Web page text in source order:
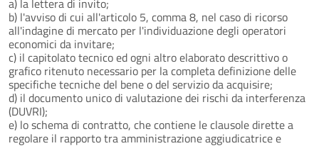
b) l'avviso di cui all'articolo 5, comma 8, nel caso di ricorso
all'indagine di mercato per l'individuazione degli operatori
economici da invitare;
c) il capitolato tecnico ed ogni altro elaborato descrittivo o
grafico ritenuto necessario per la completa definizione delle
specifiche tecniche del bene o del servizio da acquisire;
d) il documento unico di valutazione dei rischi da interferenza
(DUVRI);
e) lo schema di contratto, che contiene le clausole dirette a
regolare il rapporto tra amministrazione aggiudicatrice e